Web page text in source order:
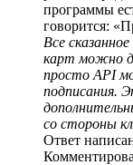
программы
говорится:
Все
карт можно
просто API
подписания.
со стороны
Ответ